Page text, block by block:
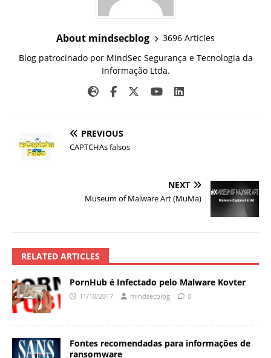
About mindsecblog
3696 Articles
Blog patrocinado por MindSec Segurança e Tecnologia da
Informação Ltda.
PREVIOUS
CAPTCHAs falsos
NEXT
Museum of Malware Art (MuMa)
RELATED ARTICLES
PornHub é Infectado pelo Malware Kovter
11/10/2017 mindsecblog 0
Fontes recomendadas para informações de
ransomware